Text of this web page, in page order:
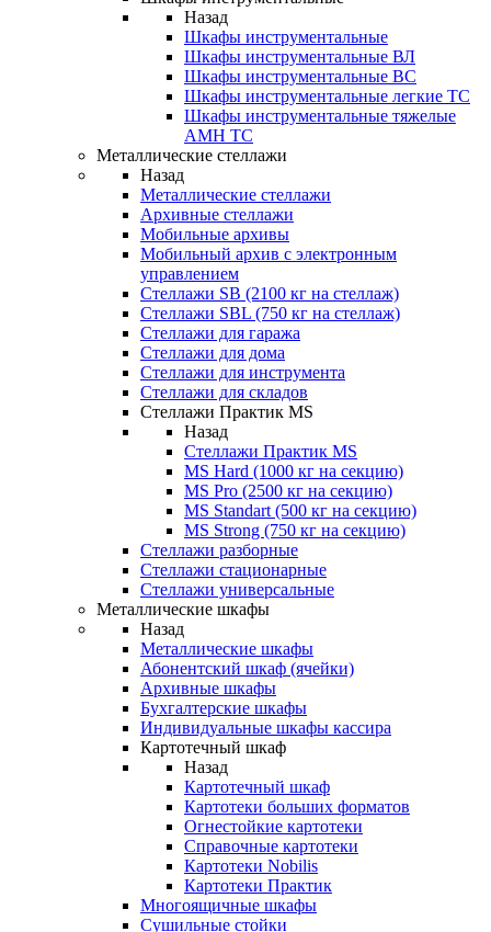
Назад
Шкафы инструментальные
Шкафы инструментальные ВЛ
Шкафы инструментальные ВС
Шкафы инструментальные легкие ТС
Шкафы инструментальные тяжелые
AMH TC
Металлические стеллажи
Назад
Металлические стеллажи
Архивные стеллажи
Мобильные архивы
Мобильный архив с электронным
управлением
Стеллажи SB (2100 кг на стеллаж)
Стеллажи SBL (750 кг на стеллаж)
Стеллажи для гаража
Стеллажи для дома
Стеллажи для инструмента
Стеллажи для складов
Стеллажи Практик MS
Назад
Стеллажи Практик MS
MS Hard (1000 кг на секцию)
MS Pro (2500 кг на секцию)
MS Standart (500 кг на секцию)
MS Strong (750 кг на секцию)
Стеллажи разборные
Стеллажи стационарные
Стеллажи универсальные
Металлические шкафы
Назад
Металлические шкафы
Абонентский шкаф (ячейки)
Архивные шкафы
Бухгалтерские шкафы
Индивидуальные шкафы кассира
Картотечный шкаф
Назад
Картотечный шкаф
Картотеки больших форматов
Огнестойкие картотеки
Справочные картотеки
Картотеки Nobilis
Картотеки Практик
Многоящичные шкафы
Сушильные стойки